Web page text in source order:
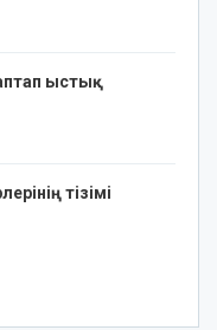
ыстық
тізімі